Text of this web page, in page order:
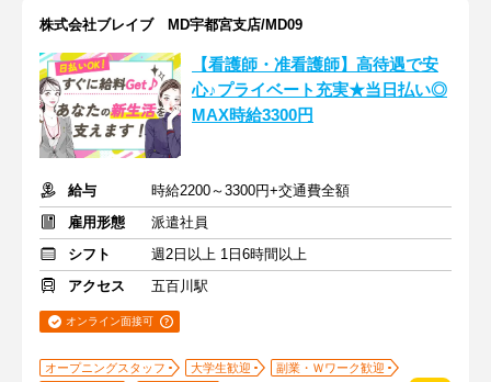
株式会社ブレイブ MD宇都宮支店/MD09
【看護師・准看護師】高待遇で安
心♪プライベート充実★当日払い◎
MAX時給3300円
給与
時給2200～3300円+交通費全額
雇用形態
派遣社員
シフト
週2日以上 1日6時間以上
アクセス
五百川駅
オンライン面接可
オープニングスタッフ 大学生歓迎
副業・Ｗワーク歓迎